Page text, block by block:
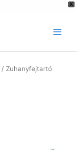
X
/ Zuhanyfejtartó